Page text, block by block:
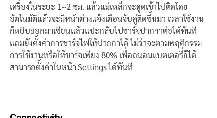
เครื่องในระยะ 1~2 ซม. แล้วแม่เหล็กจะดูดเข้าไปติดโดย
อัตโนมัติแล้วจะมีหน้าต่างแจ้งเตือนจับคู่ติดขึ้นมา เวลาใช้งาน
ก็หยิบออกมาเขียนแล้วแปะกลับไปชาร์จปากกาต่อได้ทันที
แถมยังตั้งค่าการชาร์จไฟให้ปากกาได้ ไม่ว่าจะตามพฤติกรรม
การใช้งานหรือให้ชาร์จเพียง 80% เพื่อถนอมแบตเตอรี่ก็ได้
สามารถตั้งค่าในหน้า Settings ได้ทันที